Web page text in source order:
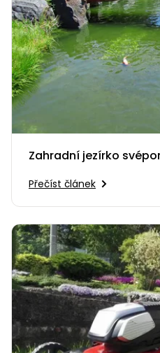
Zahradní jezírko
Přečíst článek